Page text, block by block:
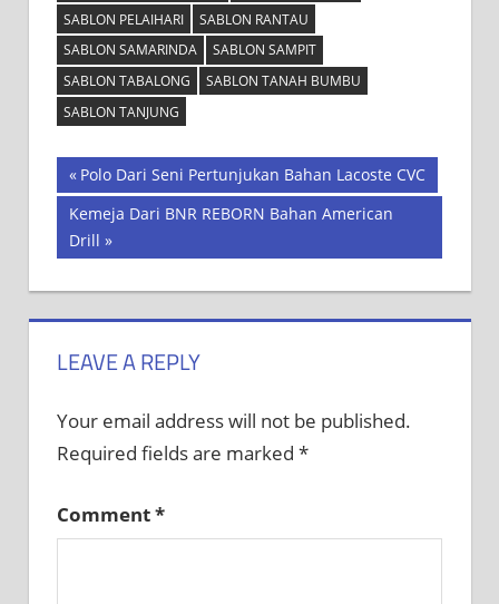
SABLON PELAIHARI
SABLON RANTAU
SABLON SAMARINDA
SABLON SAMPIT
SABLON TABALONG
SABLON TANAH BUMBU
SABLON TANJUNG
Post
navigation
Previous
Post:
Polo Dari Seni Pertunjukan Bahan Lacoste CVC
Next
Post:
Kemeja Dari BNR REBORN Bahan American
Drill
LEAVE A REPLY
Your email address will not be published.
Required fields are marked *
Comment*